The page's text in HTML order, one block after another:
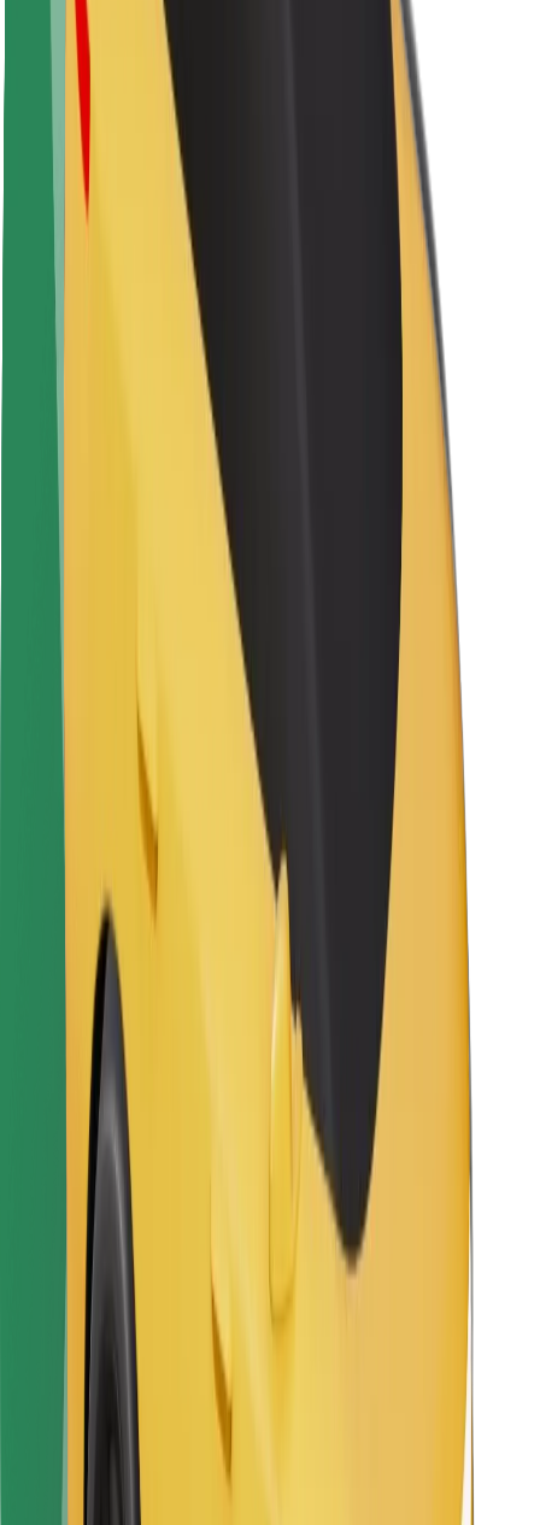
Siguranță pentru pasageri
Siguranță pentru șoferi
Siguranță pe trotinete
Laboratorul de siguranță
Orașe
Soluții pentru orașe
Stații de încărcare Bolt
Serviciul de relații clienți
Pentru pasageri
Pentru proprietarii de flotă
Bolt For Business
Furnizori
Termeni și Condiții
Cookie-uri
Securitate
Obține o cursă în câteva minute!
Descarcă aplicația Bolt
Găsește mâncarea preferată!
Descarcă aplicația Bolt Food